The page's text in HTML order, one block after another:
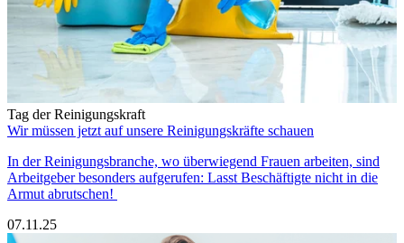
Tag der Reinigungskraft
Wir müssen jetzt auf unsere Reinigungskräfte schauen
In der Reinigungsbranche, wo überwiegend Frauen arbeiten, sind
Arbeitgeber besonders aufgerufen: Lasst Beschäftigte nicht in die
Armut abrutschen!
07.11.25